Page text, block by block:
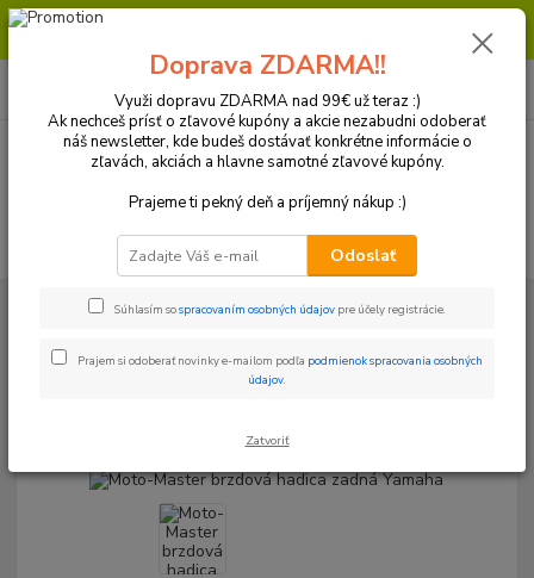
Milí zákazníci, pri objednávke nad 99€ získate poštovné ZDARMA.
(Po-Pia, 8:30-16:30 hod.)
Brzdový systém Hadice
Moto-Master brzdová hadica zadná
Moto-Master brzdová hadica
Doprava ZDARMA!!
Využi dopravu ZDARMA nad 99€ už teraz :)
Ak nechceš prísť o zľavové kupóny a akcie nezabudni odoberať
náš newsletter, kde budeš dostávať konkrétne informácie o
zľavách, akciách a hlavne samotné zľavové kupóny.
Prajeme ti pekný deň a príjemný nákup :)
Odoslať
Súhlasím sospracovaním osobných údajov pre účely registrácie.
Prajem si odoberať novinky e-mailom podľa podmienok spracovania osobných
údajov.
Zatvoriť